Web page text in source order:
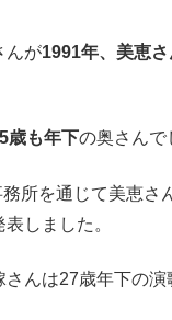
んが1991年、美恵
歳も年下の奥さんで
所を通じて美恵さ
しました。
さんは27歳年下の